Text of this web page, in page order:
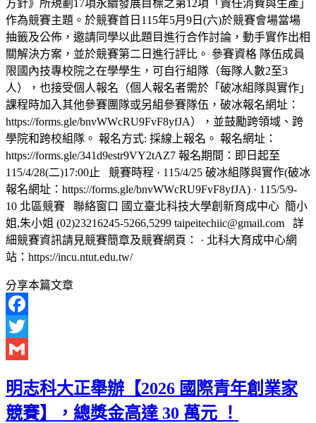
方針》所規劃17項永續發展目標之第12項「責任消費與生產」
作為競賽主題。於競賽首日115年5月9日(六)於競賽會場當場
抽籤及公佈，邀請同學以此題目進行合作討論，動手實作出相
關解決方案，並於競賽第二日進行評比。 參賽資格 隊伍成員
限國內技專校院之在學學生，可自行組隊（每隊人數2至3
人），也接受個人報名（個人報名者需於「破冰組隊與實作」
課程時加入其他參賽團隊或另組參賽隊伍，破冰報名網址：
https://forms.gle/bnvWWcRU9FvF8yfJA），並鼓勵跨領域、跨
學院和跨校組隊。 ️報名方式: 採線上報名。 報名網址：
https://forms.gle/341d9estr9VY2tAZ7 報名期間：即日起至
115/4/28(二)17:00止 競賽時程 · 115/4/25 破冰組隊與實作(破冰
報名網址：https://forms.gle/bnvWWcRU9FvF8yfJA) · 115/5/9-
10 北區競賽 ️聯絡窗口 國立臺北科技大學創新育成中心 簡小
姐,朱小姐 (02)23216245-5266,5299 taipeitechiic@gmail.com 詳
細競賽資訊請見競賽簡章及競賽網頁： · 北科大育成中心網
站：https://incu.ntut.edu.tw/
分享本篇文章
Facebook
Twitter
明志科大正舉辦【2026 國際青年創業家
競賽】，總獎金高達 30 萬元 ！